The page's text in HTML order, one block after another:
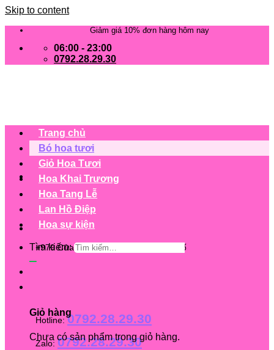
Skip to content
Giảm giá 10% đơn hàng hôm nay
06:00 - 23:00
0792.28.29.30
+979 Cửa hàng trên 63 tỉnh/ thành phố
Hotline:0792.28.29.30
Zalo: 0792.28.29.30
Trang chủ
Bó hoa tươi
Giỏ Hoa Tươi
Hoa Khai Trương
Hoa Tang Lễ
Lan Hồ Điệp
Hoa sự kiện
Tìm kiếm:
Giỏ hàng
Chưa có sản phẩm trong giỏ hàng.